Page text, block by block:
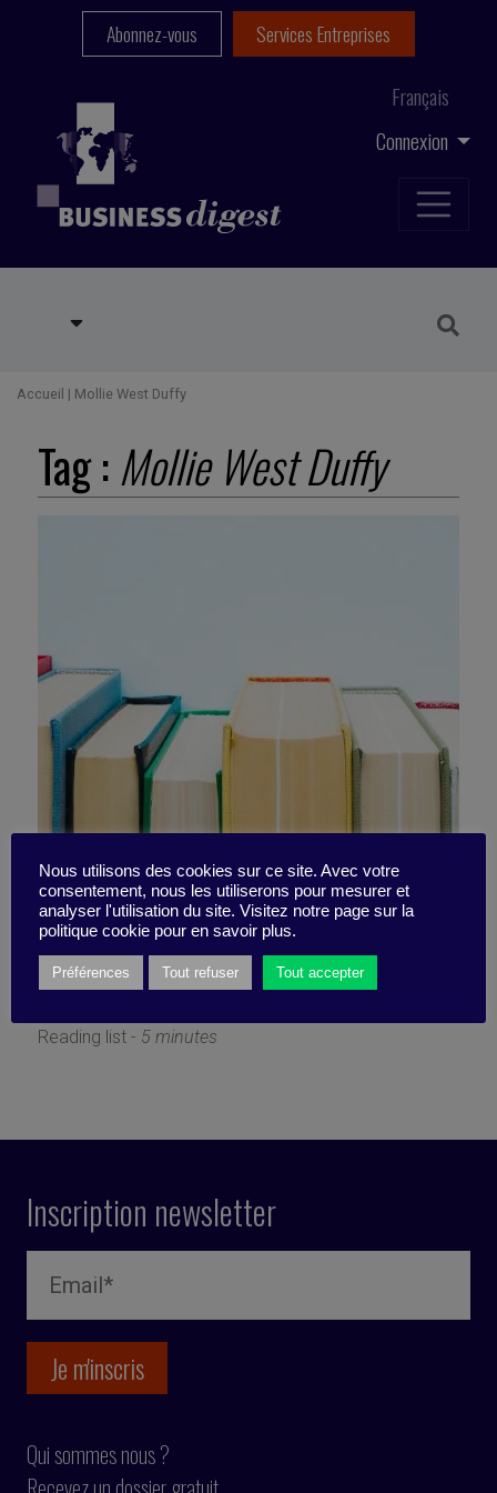
Connexion
Français
Abonnez-vous Services Entreprises
Accueil | Mollie West Duffy
Tag :Mollie West Duffy
10 livres incontournables –
Focus sur le Slow Working
Reading list - 5 minutes
Inscription newsletter
Qui sommes nous ?
Nous utilisons des cookies sur ce site. Avec votre
consentement, nous les utiliserons pour mesurer et
analyser l'utilisation du site. Visitez notre page sur la
politique cookie pour en savoir plus.
Préférences Tout refuser Tout accepter